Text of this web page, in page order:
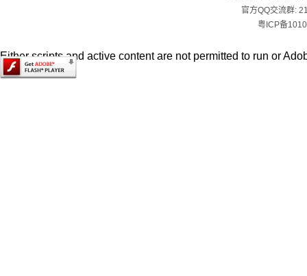
官方QQ交流群:
粤ICP备
Either scripts and active content are not permitted to run or